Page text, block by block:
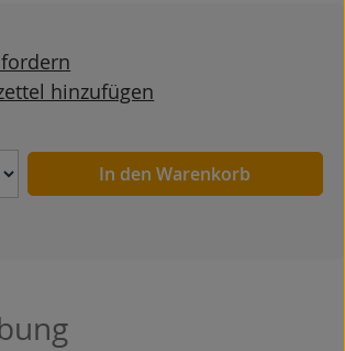
hinzufügen
Anzahl In den Warenkorb